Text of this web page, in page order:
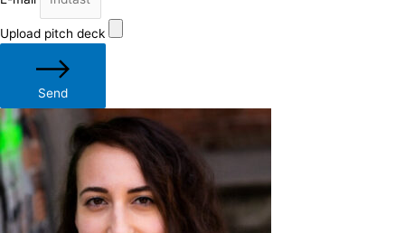
Upload pitch deck
Send